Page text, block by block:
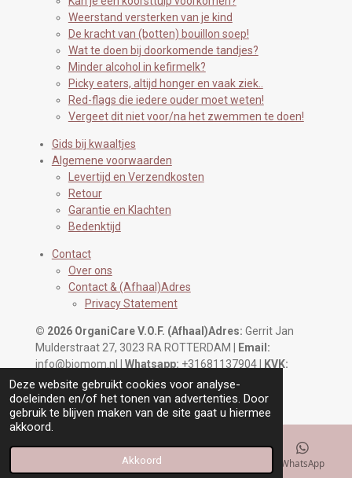
Deze website gebruikt cookies voor analyse-
doeleinden en/of het tonen van advertenties. Door
gebruik te blijven maken van de site gaat u hiermee
akkoord.
Akkoord
Weerstand versterken van je kind
De kracht van (botten) bouillon soep!
Wat te doen bij doorkomende tandjes?
Minder alcohol in kefirmelk?
Picky eaters, altijd honger en vaak ziek..
Red-flags die iedere ouder moet weten!
Vergeet dit niet voor/na het zwemmen te doen!
Gids bij kwaaltjes
Algemene voorwaarden
Levertijd en Verzendkosten
Retour
Garantie en Klachten
Bedenktijd
Contact
Over ons
Contact & (Afhaal)Adres
Privacy Statement
© 2026 OrganiCare V.O.F. (Afhaal)Adres: Gerrit Jan
Mulderstraat 27, 3023 RA ROTTERDAM |
Email:
info@biomom.nl | Whatsapp: +31681137904 |
KVK:
93320620 |BTW:NL866353665B01
Kaart WhatsApp